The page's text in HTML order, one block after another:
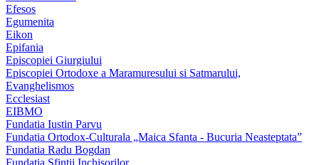
Efesos
Egumenita
Eikon
Epifania
Episcopiei Giurgiului
Episcopiei Ortodoxe a Maramuresului si Satmarului,
Evanghelismos
Ecclesiast
EIBMO
Fundatia Iustin Parvu
Fundatia Ortodox-Culturala „Maica Sfanta - Bucuria Neasteptata”
Fundatia Radu Bogdan
Fundatia Sfintii Inchisorilor